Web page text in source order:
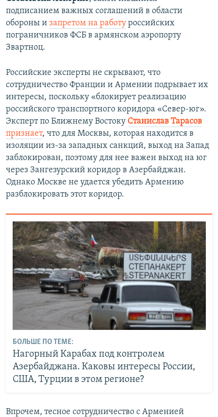
подписанием важных соглашений в области
обороны и запретом на работу российских
пограничников ФСБ в армянском аэропорту
Звартноц.
Российские эксперты не скрывают, что
сотрудничество Франции и Армении подрывает их
интересы, поскольку «блокирует реализацию
российского транспортного коридора «Север-юг».
Эксперт по Ближнему Востоку Станислав Тарасов
признает, что для Москвы, которая находится в
изоляции из-за западных санкций, выход на Запад
заблокирован, поэтому для нее важен выход на юг
через Зангезурский коридор в Азербайджан.
Однако Москве не удается убедить Армению
разблокировать этот коридор.
БОЛЬШЕ ПО ТЕМЕ:
Нагорный Карабах под контролем
Азербайджана. Каковы интересы России,
США, Турции в этом регионе?
Впрочем, тесное сотрудничество с Арменией